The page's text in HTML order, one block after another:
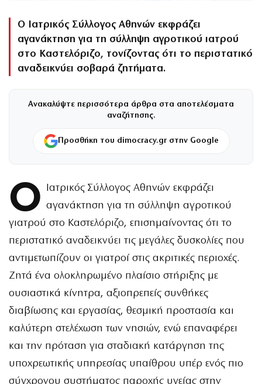
Ο Ιατρικός Σύλλογος Αθηνών εκφράζει
αγανάκτηση για τη σύλληψη αγροτικού ιατρού
στο Καστελόριζο, τονίζοντας ότι το περιστατικό
αναδεικνύει σοβαρά ζητήματα.
Ανακαλύψτε περισσότερα άρθρα στα αποτελέσματα
αναζήτησης.
Προσθήκη του dimocracy.gr στην Google
Ο Ιατρικός Σύλλογος Αθηνών εκφράζει
αγανάκτηση για τη σύλληψη αγροτικού
γιατρού στο Καστελόριζο, επισημαίνοντας ότι το
περιστατικό αναδεικνύει τις μεγάλες δυσκολίες που
αντιμετωπίζουν οι γιατροί στις ακριτικές περιοχές.
Ζητά ένα ολοκληρωμένο πλαίσιο στήριξης με
ουσιαστικά κίνητρα, αξιοπρεπείς συνθήκες
διαβίωσης και εργασίας, θεσμική προστασία και
καλύτερη στελέχωση των νησιών, ενώ επαναφέρει
και την πρόταση για σταδιακή κατάργηση της
υποχρεωτικής υπηρεσίας υπαίθρου υπέρ ενός πιο
σύγχρονου συστήματος παροχής υγείας στην